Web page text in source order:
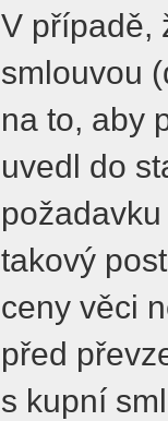
V případě,
smlouvou
na to, aby
uvedl do
takový
ceny věci
před
s kupní